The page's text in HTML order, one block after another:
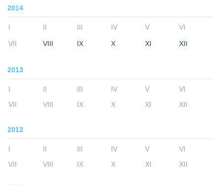
2014
I II III IV V VI
VII VIII IX X XI XII
2013
I II III IV V
VI
VII
VIII IX X XI XII
2012
I II III IV V
VI
VII
VIII IX X XI XII